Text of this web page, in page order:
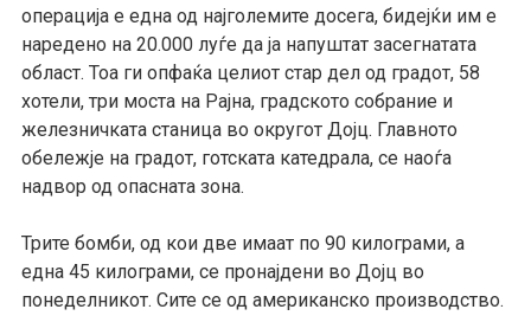
операција е една од најголемите досега, бидејќи им е
наредено на 20.000 луѓе да ја напуштат засегнатата
област. Тоа ги опфаќа целиот стар дел од градот, 58
хотели, три моста на Рајна, градското собрание и
железничката станица во округот Дојц. Главното
обележје на градот, готската катедрала, се наоѓа
надвор од опасната зона.
Трите бомби, од кои две имаат по 90 килограми, а
една 45 килограми, се пронајдени во Дојц во
понеделникот. Сите се од американско производство.